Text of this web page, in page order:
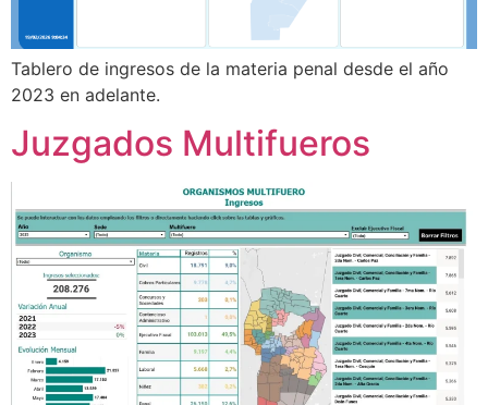
Tablero de ingresos de la materia penal desde el año
2023 en adelante.
Juzgados Multifueros